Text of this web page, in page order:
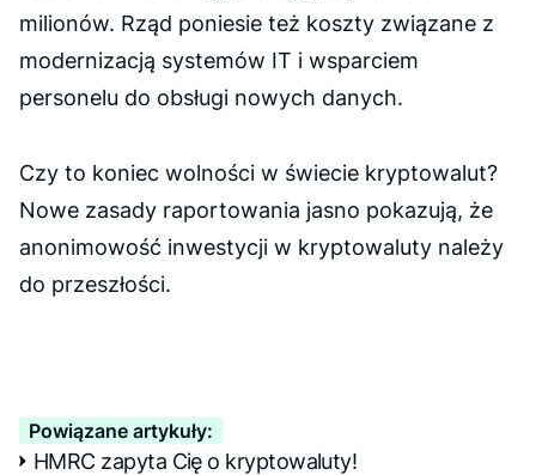
milionów. Rząd poniesie też koszty związane z
modernizacją systemów IT i wsparciem
personelu do obsługi nowych danych.
Czy to koniec wolności w świecie kryptowalut?
Nowe zasady raportowania jasno pokazują, że
anonimowość inwestycji w kryptowaluty należy
do przeszłości.
Powiązane artykuły:
HMRC zapyta Cię o kryptowaluty!